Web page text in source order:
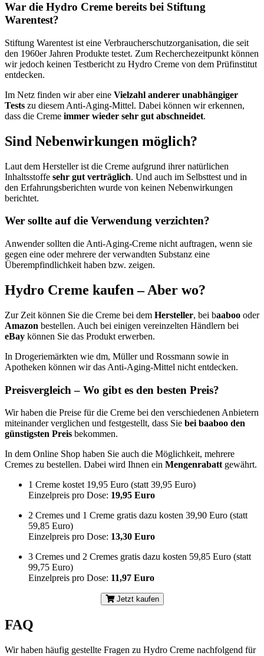
War die Hydro Creme bereits bei Stiftung
Warentest?
Stiftung Warentest ist eine Verbraucherschutzorganisation, die seit
den 1960er Jahren Produkte testet. Zum Recherchezeitpunkt können
wir jedoch keinen Testbericht zu Hydro Creme von dem Prüfinstitut
entdecken.
Im Netz finden wir aber eine Vielzahl anderer unabhängiger
Tests zu diesem Anti-Aging-Mittel. Dabei können wir erkennen,
dass die Creme immer wieder sehr gut abschneidet.
Sind Nebenwirkungen möglich?
Laut dem Hersteller ist die Creme aufgrund ihrer natürlichen
Inhaltsstoffe sehr gut verträglich. Und auch im Selbsttest und in
den Erfahrungsberichten wurde von keinen Nebenwirkungen
berichtet.
Wer sollte auf die Verwendung verzichten?
Anwender sollten die Anti-Aging-Creme nicht auftragen, wenn sie
gegen eine oder mehrere der verwandten Substanz eine
Überempfindlichkeit haben bzw. zeigen.
Hydro Creme kaufen – Aber wo?
Zur Zeit können Sie die Creme bei dem Hersteller, bei baaboo oder
Amazon bestellen. Auch bei einigen vereinzelten Händlern bei
eBay können Sie das Produkt erwerben.
In Drogeriemärkten wie dm, Müller und Rossmann sowie in
Apotheken können wir das Anti-Aging-Mittel nicht entdecken.
Preisvergleich – Wo gibt es den besten Preis?
Wir haben die Preise für die Creme bei den verschiedenen Anbietern
miteinander verglichen und festgestellt, dass Sie bei baaboo den
günstigsten Preis bekommen.
In dem Online Shop haben Sie auch die Möglichkeit, mehrere
Cremes zu bestellen. Dabei wird Ihnen ein Mengenrabatt gewährt.
1 Creme kostet 19,95 Euro (statt 39,95 Euro)
Einzelpreis pro Dose: 19,95 Euro
2 Cremes und 1 Creme gratis dazu kosten 39,90 Euro (statt
59,85 Euro)
Einzelpreis pro Dose: 13,30 Euro
3 Cremes und 2 Cremes gratis dazu kosten 59,85 Euro (statt
99,75 Euro)
Einzelpreis pro Dose: 11,97 Euro
Jetzt kaufen
FAQ
Wir haben häufig gestellte Fragen zu Hydro Creme nachfolgend für